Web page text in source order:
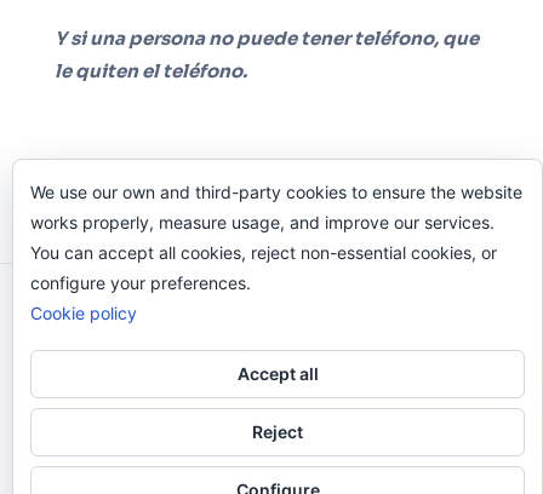
Y si una persona no puede tener teléfono, que
le quiten el teléfono.
Odi O'Malley © 2016-2025. Todos Los Derechos
We use our own and third-party cookies to ensure the website
works properly, measure usage, and improve our services.
You can accept all cookies, reject non-essential cookies, or
configure your preferences.
Cookie policy
Accept all
Reject
Configure